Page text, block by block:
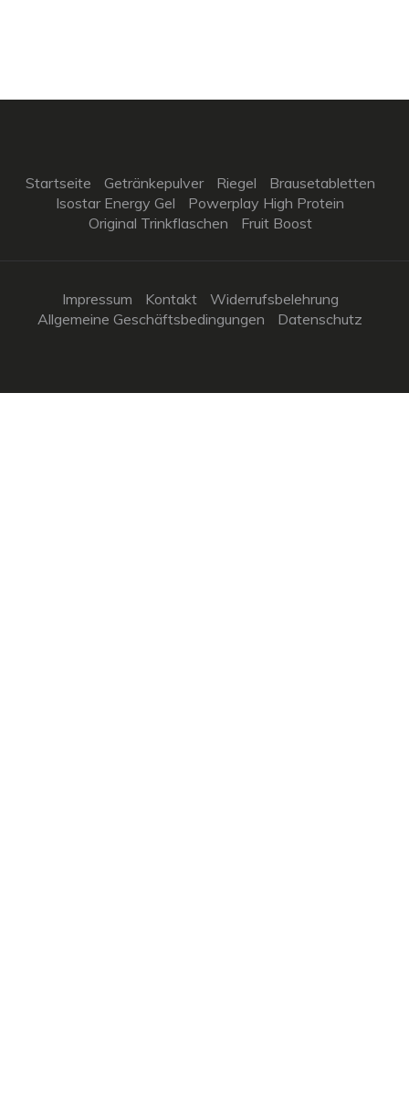
Startseite Getränkepulver Riegel
Brausetabletten
Isostar Energy Gel
Powerplay High Protein
Original Trinkflaschen
Fruit Boost
Impressum Kontakt
Widerrufsbelehrung
Allgemeine Geschäftsbedingungen
Datenschutz